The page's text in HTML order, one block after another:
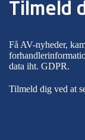
Tilmeld
Få AV-nyheder,
data iht. GDPR.
Tilmeld dig ved at